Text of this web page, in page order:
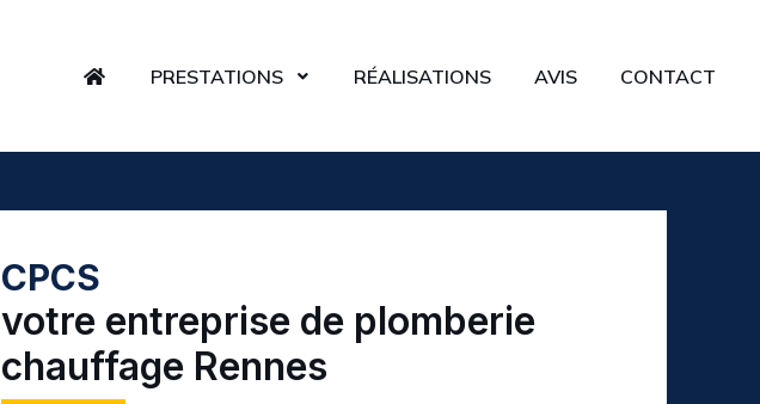
PRESTATIONS RÉALISATIONS AVIS CONTACT
CPCS
votre entreprise de plomberie
chauffage Rennes